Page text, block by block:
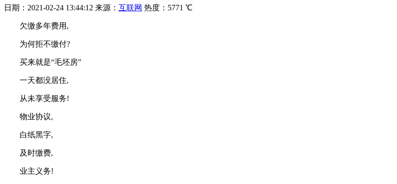
日期： 2021-02-24 13:44:12 来源： 互联网 热度： 5771 ℃
欠缴多年费用,
为何拒不缴付?
买来就是“毛坯房”
一天都没居住,
从未享受服务!
物业协议,
白纸黑字,
及时缴费,
业主义务!